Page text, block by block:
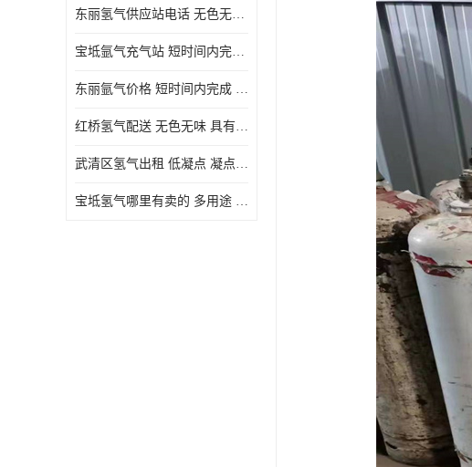
东丽氢气供应站电话 无色无味 储存和传输便利
宝坻氩气充气站 短时间内完成 人员经过培训
东丽氩气价格 短时间内完成 物流管理优良
红桥氢气配送 无色无味 具有较低的密度
武清区氢气出租 低凝点 凝点为-259
宝坻氢气哪里有卖的 多用途 可以在空气中上升